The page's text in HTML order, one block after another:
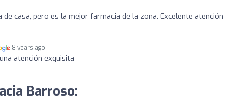
casa, pero es la mejor farmacia de la zona. Excelente atención
8 years ago
atención exquisita
Barroso: